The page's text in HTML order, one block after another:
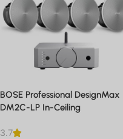
BOSE Professional DesignMax
DM2C-LP In-Ceiling
Compact Amplifier サウンドシ
3.7